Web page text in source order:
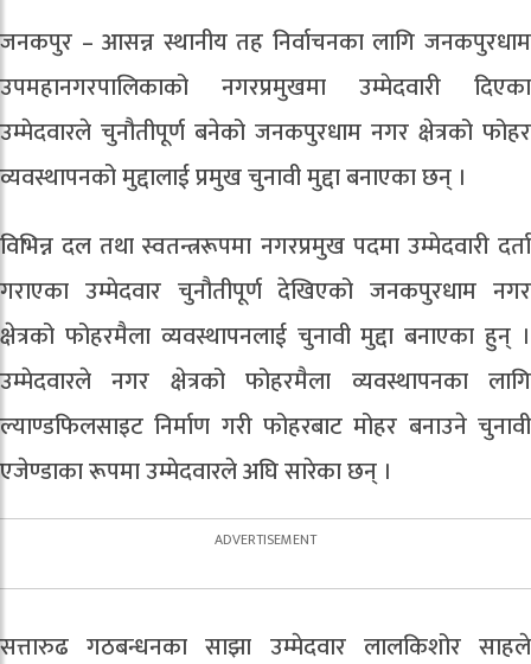
जनकपुर – आसन्न स्थानीय तह निर्वाचनका लागि जनकपुरधाम
उपमहानगरपालिकाको नगरप्रमुखमा उम्मेदवारी दिएका
उम्मेदवारले चुनौतीपूर्ण बनेको जनकपुरधाम नगर क्षेत्रको फोहर
व्यवस्थापनको मुद्दालाई प्रमुख चुनावी मुद्दा बनाएका छन् ।
विभिन्न दल तथा स्वतन्त्ररूपमा नगरप्रमुख पदमा उम्मेदवारी दर्ता
गराएका उम्मेदवार चुनौतीपूर्ण देखिएको जनकपुरधाम नगर
क्षेत्रको फोहरमैला व्यवस्थापनलाई चुनावी मुद्दा बनाएका हुन् ।
उम्मेदवारले नगर क्षेत्रको फोहरमैला व्यवस्थापनका लागि
ल्याण्डफिलसाइट निर्माण गरी फोहरबाट मोहर बनाउने चुनावी
एजेण्डाका रूपमा उम्मेदवारले अघि सारेका छन् ।
सत्तारुढ गठबन्धनका साझा उम्मेदवार लालकिशोर साहले